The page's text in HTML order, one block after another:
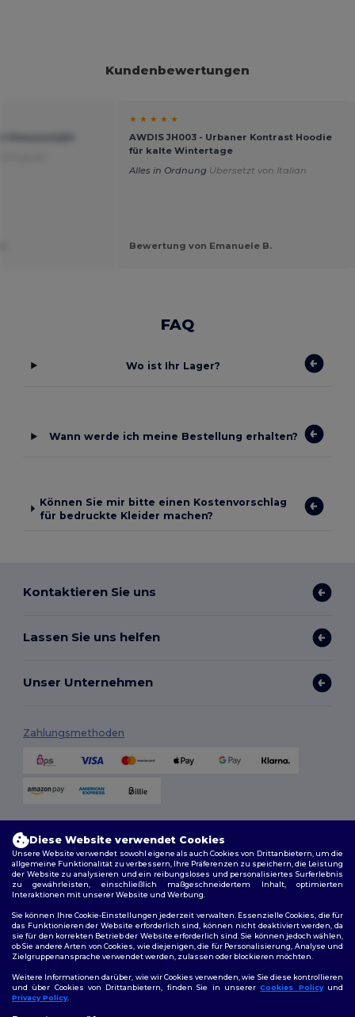
Kundenbewertungen
★ ★ ★ ★ ★
AWDIS JH003 - Urbaner Kontrast Hoodie
für kalte Wintertage
Alles in Ordnung Übersetzt von Italian
Bewertung von Emanuele B.
FAQ
Wo ist Ihr Lager?
Wann werde ich meine Bestellung erhalten?
Können Sie mir bitte einen Kostenvorschlag
für bedruckte Kleider machen?
Kontaktieren Sie uns
Lassen Sie uns helfen
Unser Unternehmen
Zahlungsmethoden
Folge uns
Diese Website verwendet Cookies
Unsere Website verwendet sowohl eigene als auch Cookies von Drittanbietern, um die
allgemeine Funktionalität zu verbessern, Ihre Präferenzen zu speichern, die Leistung
der Website zu analysieren und ein reibungsloses und personalisiertes Surferlebnis
zu gewährleisten, einschließlich maßgeschneidertem Inhalt, optimierten
Interaktionen mit unserer Website und Werbung.
Sie können Ihre Cookie-Einstellungen jederzeit verwalten. Essenzielle Cookies, die für
das Funktionieren der Website erforderlich sind, können nicht deaktiviert werden, da
sie für den korrekten Betrieb der Website erforderlich sind. Sie können jedoch wählen,
ob Sie andere Arten von Cookies, wie diejenigen, die für Personalisierung, Analyse und
Zielgruppenansprache verwendet werden, zulassen oder blockieren möchten.
Weitere Informationen darüber, wie wir Cookies verwenden, wie Sie diese kontrollieren
und über Cookies von Drittanbietern, finden Sie in unsererCookies Policyund
Privacy Policy.